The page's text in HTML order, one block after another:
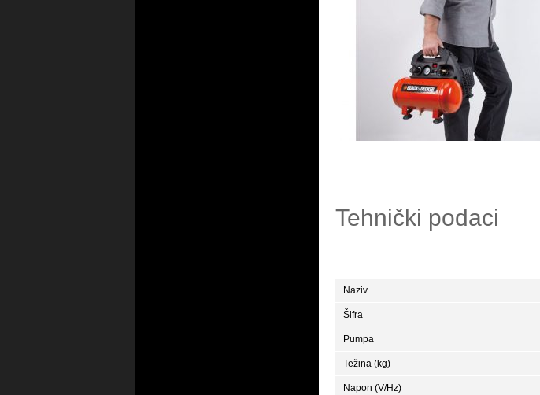
Tehnički podaci
Naziv
Šifra
Pumpa
Težina (kg)
Napon (V/Hz)